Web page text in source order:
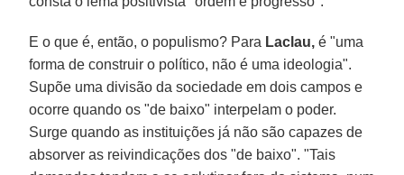
E o que é, então, o populismo? Para Laclau, é "uma
forma de construir o político, não é uma ideologia".
Supõe uma divisão da sociedade em dois campos e
ocorre quando os "de baixo" interpelam o poder.
Surge quando as instituições já não são capazes de
absorver as reivindicações dos "de baixo". "Tais